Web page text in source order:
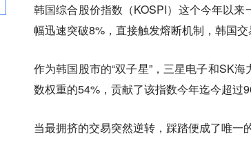
韩国综合股价指数（KOSPI）这个今年以
幅迅速突破8%，直接触发熔断机制，韩国交
作为韩国股市的“双子星”，三星电子和SK
数权重的54%，贡献了该指数今年迄今超过
当最拥挤的交易突然逆转，踩踏便成了唯一